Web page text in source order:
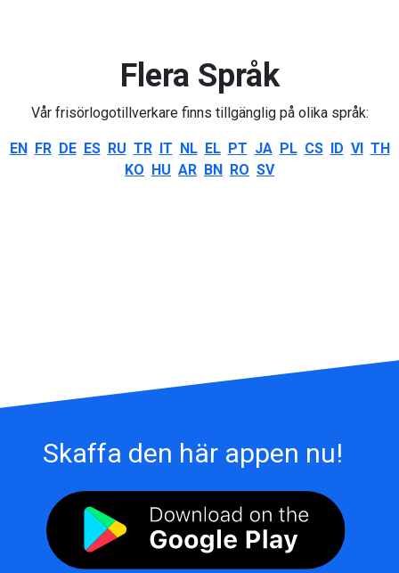
Flera Språk
Vår frisörlogotillverkare finns tillgänglig på olika språk:
EN FR DE ES RU TR IT NL EL PT JA PL CS ID VI TH
KO HU AR BN RO SV
Skaffa den här appen nu!